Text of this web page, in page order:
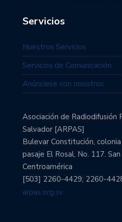
Servicios
Nuestros Servicios
Servicios de Comunicación
Anúnciese con nosotros
Asociación de Radiodifusión
Salvador [ARPAS]
Bulevar Constitución,
pasaje El Rosal, No. 117.
Centroamérica
[503] 2260-4429; 2260-
arpas.org.sv